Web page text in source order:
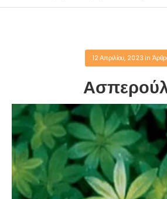
12 Απριλίου, 2023 in